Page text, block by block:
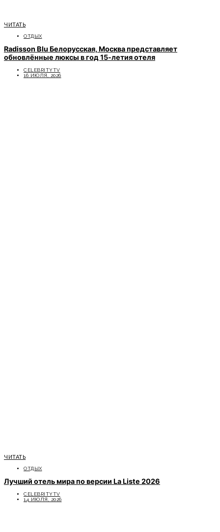
ЧИТАТЬ
ОТДЫХ
Radisson Blu Белорусская, Москва представляет
обновлённые люксы в год 15-летия отеля
CELEBRITYTV
16 ИЮЛЯ, 2026
ЧИТАТЬ
ОТДЫХ
Лучший отель мира по версии La Liste 2026
CELEBRITYTV
14 ИЮЛЯ, 2026